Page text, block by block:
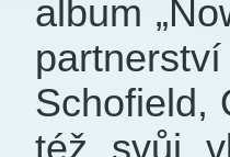
album
Schofield,
též svůj